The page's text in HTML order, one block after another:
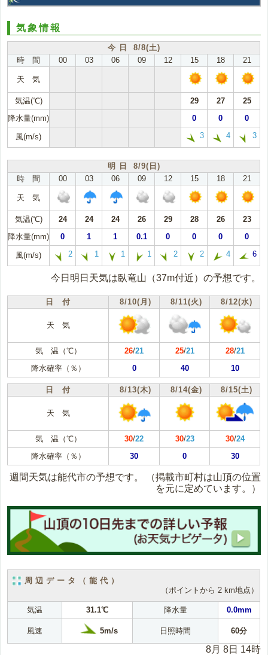
気象情報
今 日 8/8(土)
時 間
00 03 06 09 12 15 18 21
天 気
気温(℃) 29 27
25
降水量(mm)
0 0 0
風(m/s) 3 4 3
明 日 8/9(日)
時 間
00 03 06 09 12 15 18 21
天 気
気温(℃) 24 24 24 26 29 28 26
23
降水量(mm)
0 1 1 0.1 0 0 0 0
風(m/s) 2 1 1 1 2 2 4 6
今日明日天気は臥竜山（37m付近）の予想です。
日 付 8/10(月) 8/11(火) 8/12(水)
天 気
気 温（℃） 26/21 25/21 28/21
降水確率（％）
0 40 10
日 付 8/13(木) 8/14(金) 8/15(土)
天 気
気 温（℃） 30/22 30/23 30/24
降水確率（％）
30 0 30
週間天気は能代市の予想です。
（掲載市町村は山頂の位置
を元に定めています。）
周辺データ（能代）
（ポイントから 2 km地点）
気温 31.1℃ 降水量 0.0mm
風速 5m/s 日照時間 60分
8月 8日 14時